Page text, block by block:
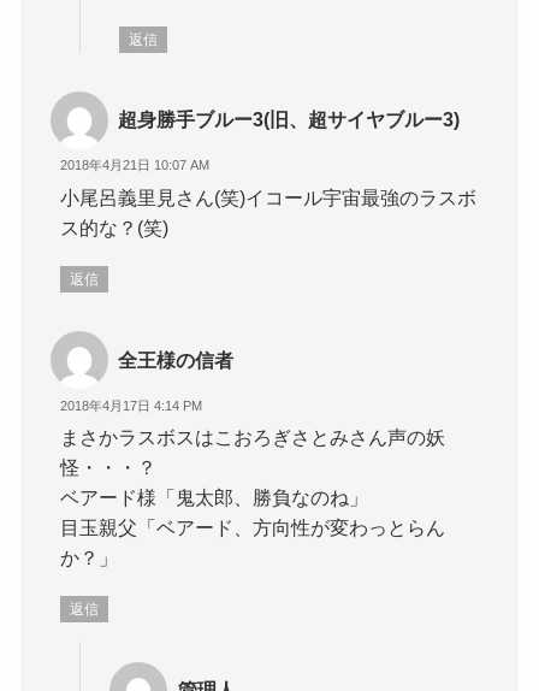
返信
超身勝手ブルー3(旧、超サイヤブルー3)
2018年4月21日 10:07 AM
小尾呂義里見さん(笑)イコール宇宙最強のラスボ
ス的な？(笑)
返信
全王様の信者
2018年4月17日 4:14 PM
まさかラスボスはこおろぎさとみさん声の妖
怪・・・？
ベアード様「鬼太郎、勝負なのね」
目玉親父「ベアード、方向性が変わっとらん
か？」
返信